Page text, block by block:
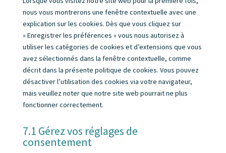
nous vous montrerons une fenêtre contextuelle avec une
explication sur les cookies. Dès que vous cliquez sur
« Enregistrer les préférences » vous nous autorisez à
utiliser les catégories de cookies et d’extensions que vous
avez sélectionnés dans la fenêtre contextuelle, comme
décrit dans la présente politique de cookies. Vous pouvez
désactiver l’utilisation des cookies via votre navigateur,
mais veuillez noter que notre site web pourrait ne plus
fonctionner correctement.
7.1 Gérez vos réglages de
consentement